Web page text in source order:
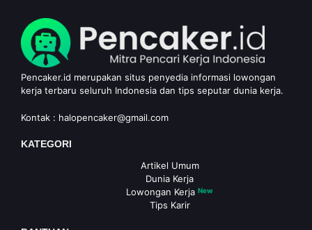
Pencaker.id merupakan situs penyedia informasi lowongan
kerja terbaru seluruh Indonesia dan tips seputar dunia kerja.
Kontak : halopencaker@gmail.com
KATEGORI
Artikel Umum
Dunia Kerja
Lowongan Kerja New
Tips Karir